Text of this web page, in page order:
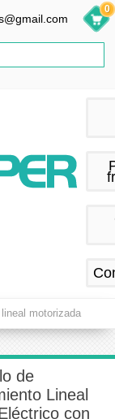
0
lineal motorizada
de
Lineal
con